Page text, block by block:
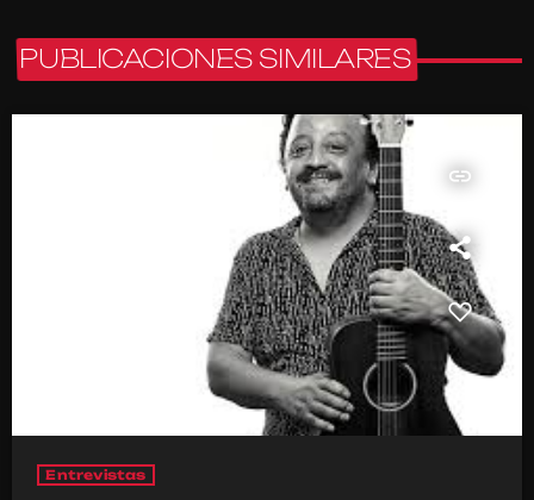
PUBLICACIONES SIMILARES
insert_link
Entrevistas